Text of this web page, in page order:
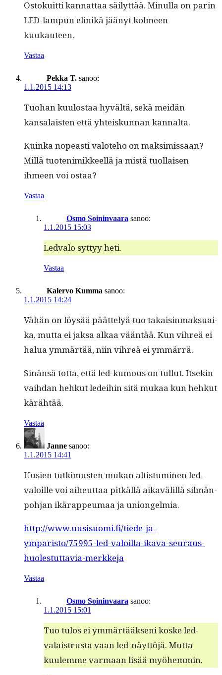
Ostokuit­ti kan­nat­taa säi­lyt­tää. Min­ul­la on parin
LED-lam­pun elinikä jäänyt kolmeen
kuukauteen.
Vastaa
Pekka T. sanoo:
1.1.2015 14:13
Tuo­han kuu­lostaa hyvältä, sekä mei­dän
kansalais­ten että yhteiskun­nan kannalta.
Kuin­ka nopeasti val­ote­ho on mak­simis­saan?
Mil­lä tuoten­imik­keel­lä ja mis­tä tuol­laisen
ihmeen voi ostaa?
Vastaa
Osmo Soininvaara sanoo:
1.1.2015 15:03
Led­va­lo syt­tyy heti.
Vastaa
Kalervo Kumma sanoo:
1.1.2015 14:24
Vähän on löysää päät­te­lyä tuo takaisin­mak­suai­
ka, mut­ta ei jak­sa alkaa vään­tää. Kun vihreä ei
halua ymmärtää, niin vihreä ei ymmärrä.
Sinän­sä tot­ta, että led-kumous on tul­lut. Itsekin
vai­h­dan hehkut ledei­hin sitä mukaa kun hehkut
kärähtää.
Vastaa
Janne sanoo:
1.1.2015 14:41
Uusien tutkimusten mukan altistu­mi­nen led-
val­oille voi aiheut­taa pitkäl­lä aikavälil­lä silmän­
po­h­jan ikärappeu­maa ja uniongelmia.
http://www.uusisuomi.fi/tiede-ja-
ymparisto/75995-led-valoilla-ikava-seuraus-
huolestuttavia-merkkeja
Vastaa
Osmo Soininvaara sanoo:
1.1.2015 15:01
Tuo tulos ei ymmärtääk­seni koske led­
valaistrusta vaan led-näyt­töjä. Mut­ta
kuulemme var­maan lisää myöhemmin.